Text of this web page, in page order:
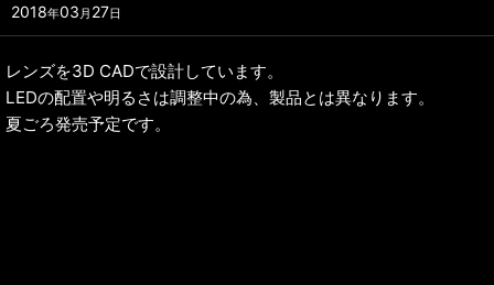
2018年03 月 27日
レンズを3D CADで設計しています。
LEDの配置や明るさは調整中の為、製品とは異なります。
夏ごろ発売予定です。